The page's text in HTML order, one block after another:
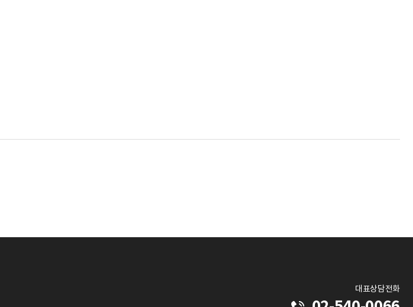
대표상담전화